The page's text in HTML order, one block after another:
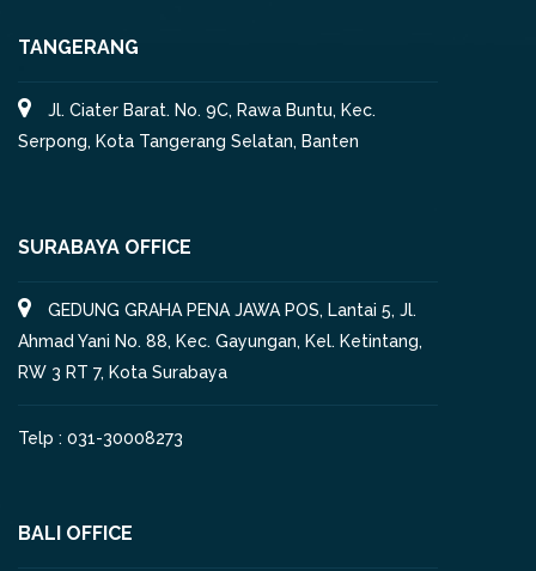
TANGERANG
Jl. Ciater Barat. No. 9C, Rawa Buntu, Kec.
Serpong, Kota Tangerang Selatan, Banten
SURABAYA OFFICE
GEDUNG GRAHA PENA JAWA POS, Lantai 5, Jl.
Ahmad Yani No. 88, Kec. Gayungan, Kel. Ketintang,
RW 3 RT 7, Kota Surabaya
Telp : 031-30008273
BALI OFFICE